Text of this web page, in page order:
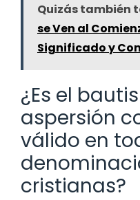
Quizás también
se Ven al
Significado y
¿Es el
aspersión
válido en
cristianas?